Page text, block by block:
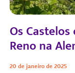
Os
Reno na
20 de janeiro de 2025